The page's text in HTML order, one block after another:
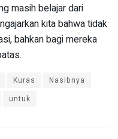
masih belajar dari
kita bahwa tidak
bahkan bagi mereka
Kuras
Nasibnya
untuk